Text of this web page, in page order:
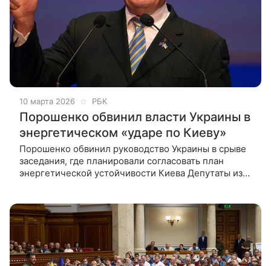
10 марта 2026 РБК
Порошенко обвинил власти Украины в
энергетическом «ударе по Киеву»
Порошенко обвинил руководство Украины в срыве
заседания, где планировали согласовать план
энергетической устойчивости Киева Депутаты из